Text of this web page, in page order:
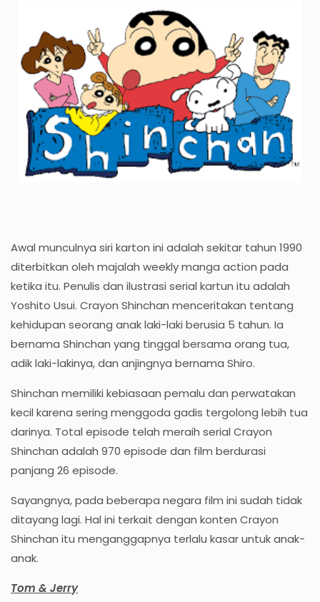
Awal munculnya siri karton ini adalah sekitar tahun 1990
diterbitkan oleh majalah weekly manga action pada
ketika itu. Penulis dan ilustrasi serial kartun itu adalah
Yoshito Usui. Crayon Shinchan menceritakan tentang
kehidupan seorang anak laki-laki berusia 5 tahun. Ia
bernama Shinchan yang tinggal bersama orang tua,
adik laki-lakinya, dan anjingnya bernama Shiro.
Shinchan memiliki kebiasaan pemalu dan perwatakan
kecil karena sering menggoda gadis tergolong lebih tua
darinya. Total episode telah meraih serial Crayon
Shinchan adalah 970 episode dan film berdurasi
panjang 26 episode.
Sayangnya, pada beberapa negara film ini sudah tidak
ditayang lagi. Hal ini terkait dengan konten Crayon
Shinchan itu menganggapnya terlalu kasar untuk anak-
anak.
Tom & Jerry